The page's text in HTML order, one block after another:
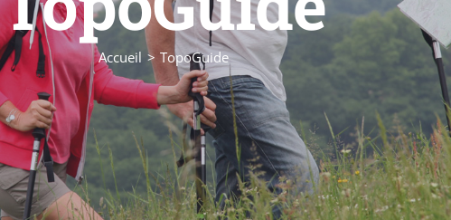
Accueil TopoGuide